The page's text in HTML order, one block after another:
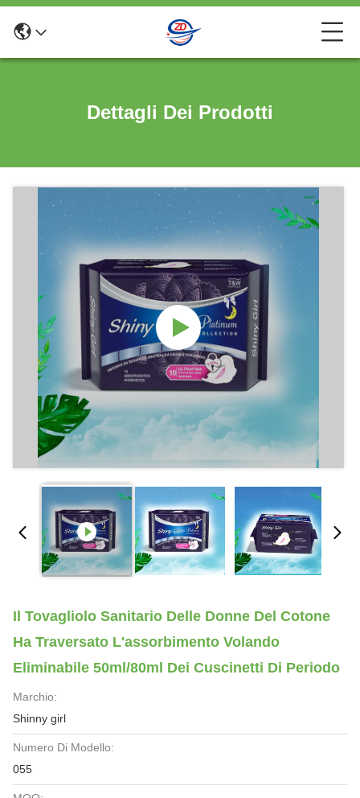
Dettagli Dei Prodotti
Il Tovagliolo Sanitario Delle Donne Del Cotone
Ha Traversato L'assorbimento Volando
Eliminabile 50ml/80ml Dei Cuscinetti Di Periodo
Marchio:
Shinny girl
Numero Di Modello:
055